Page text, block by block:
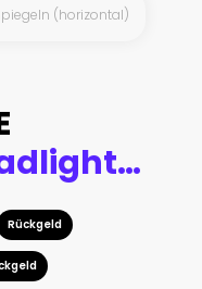
(horizontal)
Classic car headlights close-up
Rückgeld